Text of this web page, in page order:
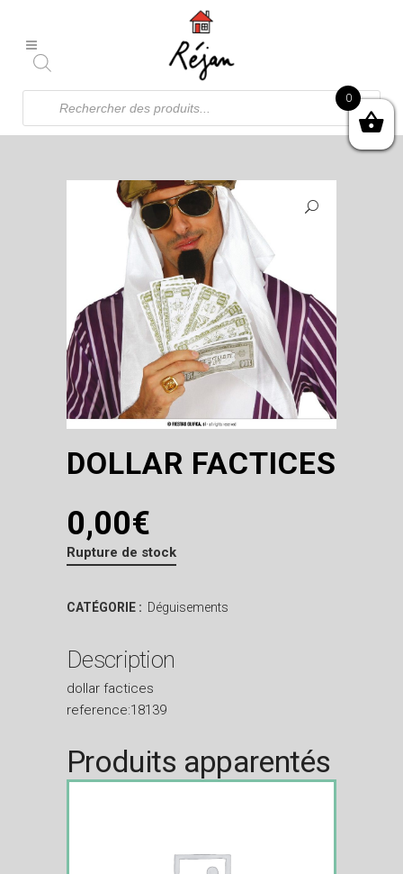
Recherche
produits
DOLLAR FACTICES
0,00€
Rupture de stock
CATÉGORIE : Déguisements
Description
dollar factices
reference:18139
Produits apparentés
0